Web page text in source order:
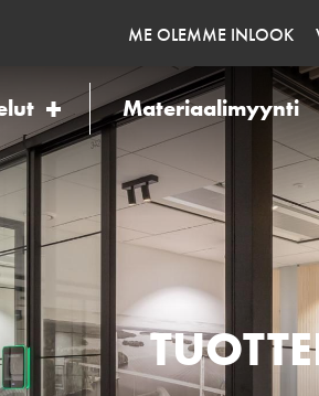
ME OLEMME INLOOK
Materiaalimyynti